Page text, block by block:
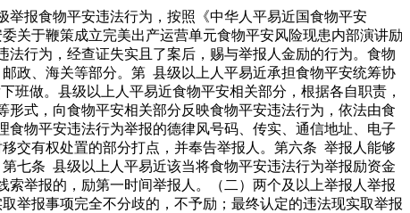
报食物平安违法行为，按照《中华人平易近国食物平安
关于鞭策成立完美出产运营单元食物平安风险现患内部演讲励
行为，经查证失实且了案后，赐与举报人金励的行为。食物
政、海关等部分。第 县级以上人平易近承担食物平安统筹协
班做。县级以上人平易近食物平安相关部分，根据各自职责，
式，向食物平安相关部分反映食物平安违法行为，依法由食
物平安违法行为举报的德律风号码、传实、通信地址、电子
交有权处置的部分打点，并奉告举报人。第六条 举报人能够
七条 县级以上人平易近该当将食物平安违法行为举报励资金
举报的，励第一时间举报人。（二）两个及以上举报人举报
举报事项完全不分歧的，不予励；最终认定的违法现实取举报